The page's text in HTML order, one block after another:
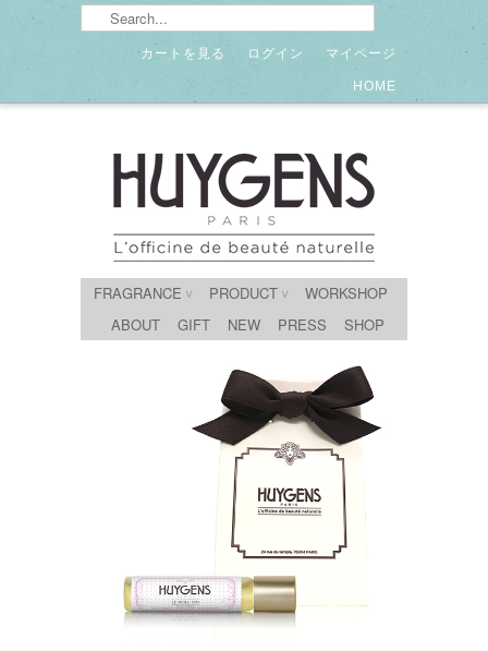
マイページ
ログイン
カートを見る
HOME
FRAGRANCE ∨ PRODUCT ∨
WORKSHOP
ABOUT
GIFT NEW PRESS SHOP